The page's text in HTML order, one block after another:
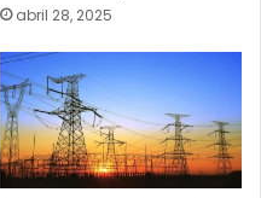
abril 28, 2025